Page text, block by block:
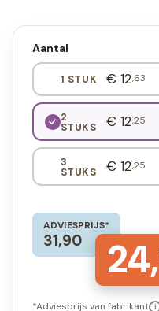
Aantal
1 STUK € 12,63
2
STUKS € 12,25
3
STUKS € 12,25
ADVIESPRIJS*
31,90 24,
*Adviesprijs van fabrikant i